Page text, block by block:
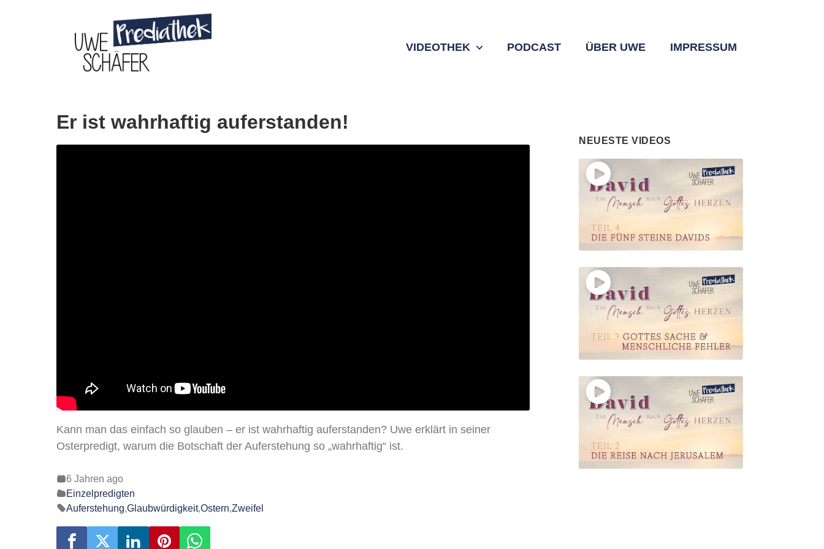
VIDEOTHEK PODCAST ÜBER UWE IMPRESSUM
Er ist wahrhaftig auferstanden!
Kann man das einfach so glauben – er ist wahrhaftig auferstanden? Uwe erklärt in seiner
Osterpredigt, warum die Botschaft der Auferstehung so „wahrhaftig“ ist.
6 Jahren ago
Einzelpredigten
Auferstehung,Glaubwürdigkeit,Ostern,Zweifel
NEUESTE VIDEOS